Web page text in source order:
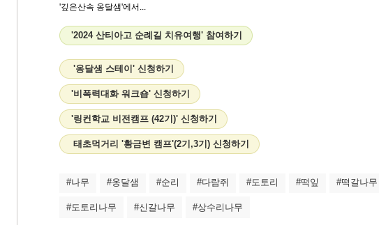
'깊은산속 옹달샘'에서...
'2024 산티아고 순례길 치유여행' 참여하기
'옹달샘 스테이' 신청하기
'비폭력대화 워크숍' 신청하기
'링컨학교 비전캠프 (42기)' 신청하기
태초먹거리 '황금변 캠프'(2기,3기) 신청하기
#나무 #옹달샘 #순리 #다람쥐 #도토리 #떡잎 #떡갈나무
#도토리나무 #신갈나무 #상수리나무